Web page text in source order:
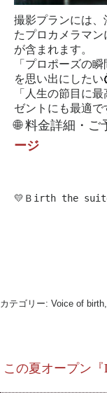
撮影プランには、
たプロカメラマ
が含まれます。
「プロポーズの
を思い出にしたい
「人生の節目に
ゼントにも最適で
🌐 料金詳細・
ージ
💛Ｂirth the suite
カテゴリー: Voice of
この夏オープン